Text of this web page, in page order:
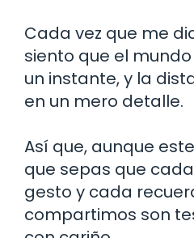
Cada vez que me
siento que el
un instante, y la
en un mero detalle.
Así que, aunque
que sepas que
gesto y cada
compartimos son